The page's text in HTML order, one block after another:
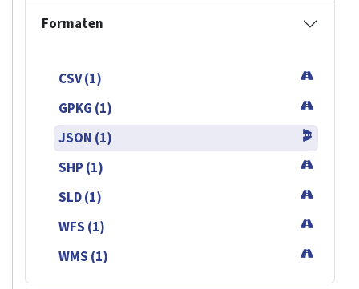
Formaten
CSV (1)
GPKG (1)
JSON (1)
SHP (1)
SLD (1)
WFS (1)
WMS (1)